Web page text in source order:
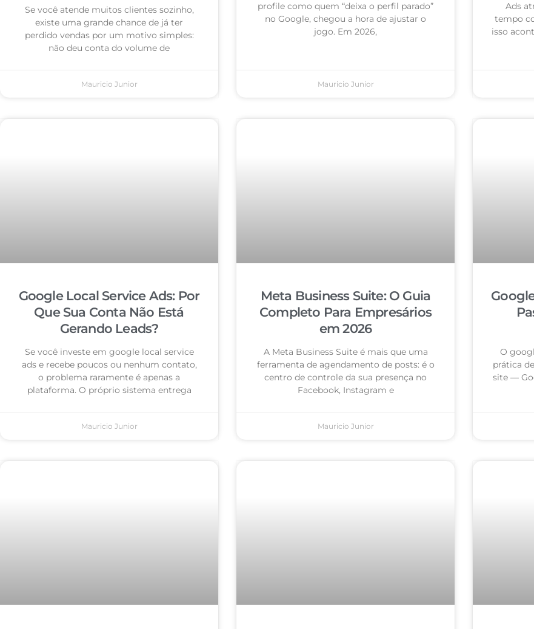
Se você atende muitos clientes sozinho,
existe uma grande chance de já ter
perdido vendas por um motivo simples:
não deu conta do volume de
Mauricio Junior
profile como quem “deixa o perfil parado”
no Google, chegou a hora de ajustar o
jogo. Em 2026,
Mauricio Junior
Ads
tempo
isso
Google Local Service Ads: Por
Que Sua Conta Não Está
Gerando Leads?
Se você investe em google local service
ads e recebe poucos ou nenhum contato,
o problema raramente é apenas a
plataforma. O próprio sistema entrega
Mauricio Junior
Meta Business Suite: O Guia
Completo Para Empresários
em 2026
A Meta Business Suite é mais que uma
ferramenta de agendamento de posts: é o
centro de controle da sua presença no
Facebook, Instagram e
Mauricio Junior
O
prática
site —